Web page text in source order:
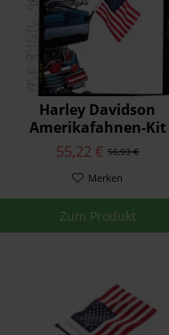
Harley Davidson
Amerikafahnen-Kit
61400206
56,93 €
55,22 €
Merken
Zum Produkt